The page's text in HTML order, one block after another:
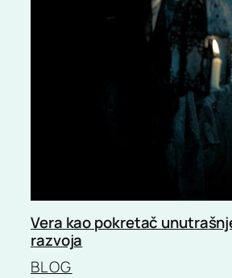
Vera kao pokretač
razvoja
BLOG